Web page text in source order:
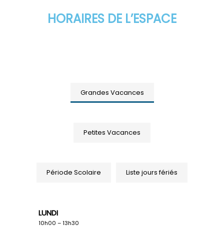
HORAIRES DE L’ESPACE
Grandes Vacances
Petites Vacances
Période Scolaire Liste jours fériés
LUNDI
10h00 – 13h30